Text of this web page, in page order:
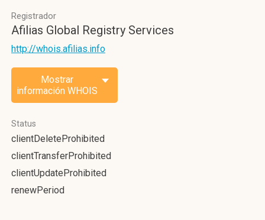
Registrador
Afilias Global Registry Services
http://whois.afilias.info
Mostrar
información WHOIS
Status
clientDeleteProhibited
clientTransferProhibited
clientUpdateProhibited
renewPeriod